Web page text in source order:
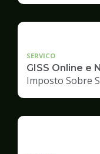
SERVICO
GISS Online e
Imposto Sobre